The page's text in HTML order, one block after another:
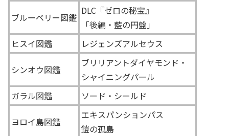
ブルーベリー図鑑
DLC『ゼロの秘宝』
「後編・藍の円盤」
ヒスイ図鑑
レジェンズアルセウス
シンオウ図鑑
ブリリアントダイヤモンド・
シャイニングパール
ガラル図鑑
ソード・シールド
ヨロイ島図鑑
エキスパンションパス
鎧の孤島